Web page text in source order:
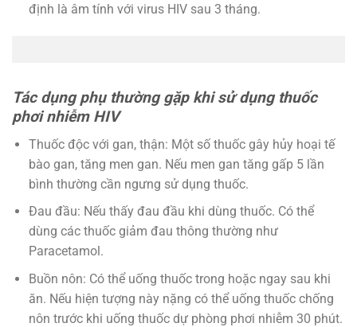
định là âm tính với virus HIV sau 3 tháng.
Tác dụng phụ thường gặp khi sử dụng thuốc
phơi nhiễm HIV
Thuốc độc với gan, thận: Một số thuốc gây hủy hoại tế
bào gan, tăng men gan. Nếu men gan tăng gấp 5 lần
bình thường cần ngưng sử dụng thuốc.
Đau đầu: Nếu thấy đau đầu khi dùng thuốc. Có thể
dùng các thuốc giảm đau thông thường như
Paracetamol.
Buồn nôn: Có thể uống thuốc trong hoặc ngay sau khi
ăn. Nếu hiện tượng này nặng có thể uống thuốc chống
nôn trước khi uống thuốc dự phòng phơi nhiễm 30 phút.